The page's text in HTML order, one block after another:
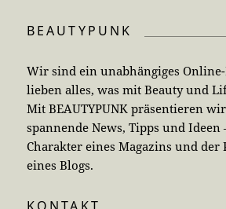
BEAUTYPUNK
Wir sind ein unabhängiges
lieben alles, was mit Beauty und
Mit BEAUTYPUNK präsentieren
spannende News, Tipps und Ideen
Charakter eines Magazins und der
eines Blogs.